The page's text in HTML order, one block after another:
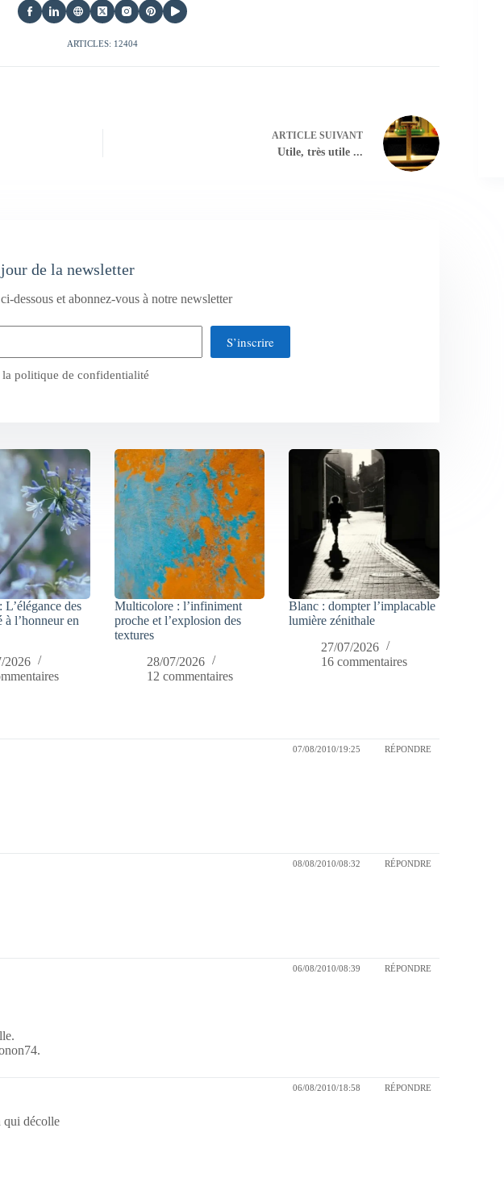
ARTICLES: 12404
ARTICLESUIVANT
Utile, très utile ...
de la newsletter
dessous et abonnez-vous à notre newsletter
S’inscrire
la politique de confidentialité
L’élégance des
à l’honneur en
2026
Multicolore : l’infiniment
proche et l’explosion des
textures
28/07/2026
12 commentaires
Blanc : dompter l’implacable
lumière zénithale
27/07/2026
16 commentaires
07/08/2010/19:25 RÉPONDRE
08/08/2010/08:32 RÉPONDRE
06/08/2010/08:39 RÉPONDRE
06/08/2010/18:58 RÉPONDRE
qui décolle